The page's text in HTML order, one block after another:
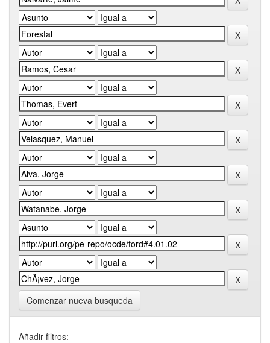
Comenzar nueva busqueda
Añadir filtros: